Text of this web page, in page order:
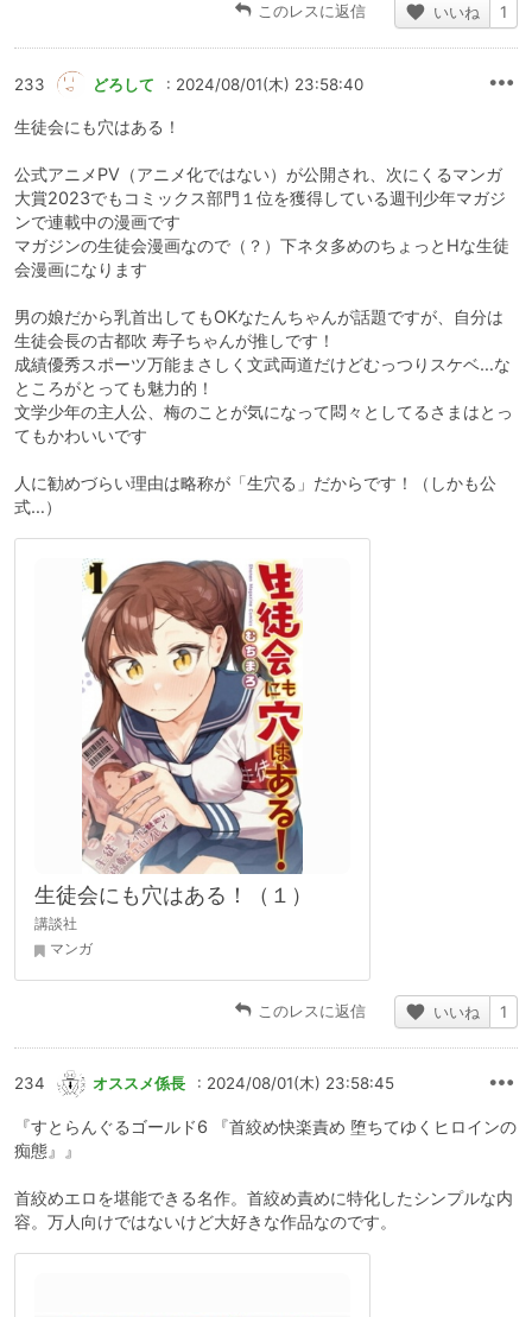
このレスに返信 いいね 1
233 どろして : 2024/08/01(木) 23:58:40
生徒会にも穴はある！
公式アニメPV（アニメ化ではない）が公開され、次にくるマンガ
大賞2023でもコミックス部門１位を獲得している週刊少年マガジ
ンで連載中の漫画です
マガジンの生徒会漫画なので（？）下ネタ多めのちょっとHな生徒
会漫画になります
男の娘だから乳首出してもOKなたんちゃんが話題ですが、自分は
生徒会長の古都吹 寿子ちゃんが推しです！
成績優秀スポーツ万能まさしく文武両道だけどむっつりスケベ…な
ところがとっても魅力的！
文学少年の主人公、梅のことが気になって悶々としてるさまはとっ
てもかわいいです
人に勧めづらい理由は略称が「生穴る」だからです！（しかも公
式…）
生徒会にも穴はある！（１）
講談社
マンガ
このレスに返信 いいね 1
234 オススメ係長 : 2024/08/01(木) 23:58:45
『すとらんぐるゴールド6 『首絞め快楽責め 堕ちてゆくヒロインの
痴態』』
首絞めエロを堪能できる名作。首絞め責めに特化したシンプルな内
容。万人向けではないけど大好きな作品なのです。